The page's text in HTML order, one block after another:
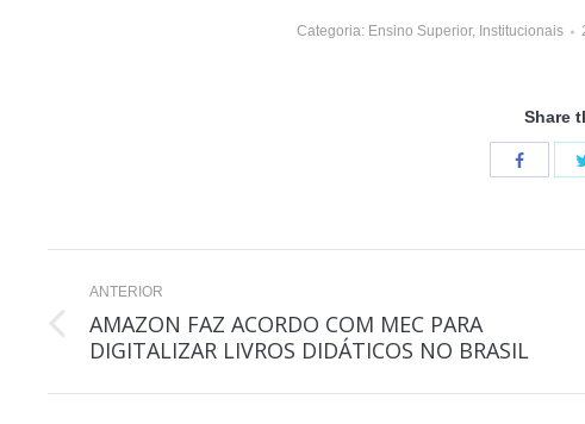
Categoria: Ensino Superior, Institucionais
Share
Navegação
de
post:
ANTERIOR
Post
anterior:
AMAZON FAZ ACORDO COM MEC PARA
DIGITALIZAR LIVROS DIDÁTICOS NO BRASIL